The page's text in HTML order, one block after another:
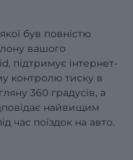
був повністю
вашого
підтримує інтернет-
контролю тиску в
360 градусів, а
найвищим
час поїздок на авто.